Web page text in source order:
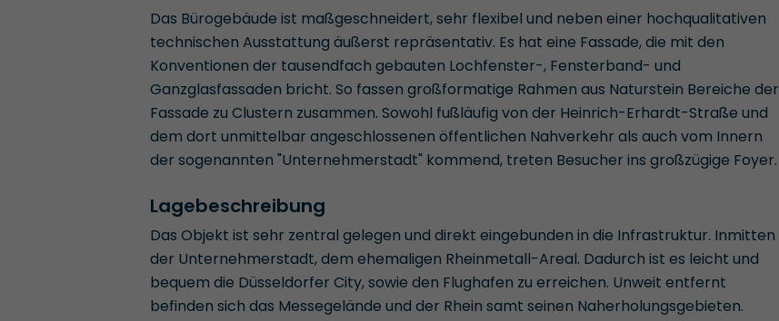
Das Bürogebäude ist maßgeschneidert, sehr flexibel und neben einer hochqualitativen
technischen Ausstattung äußerst repräsentativ. Es hat eine Fassade, die mit den
Konventionen der tausendfach gebauten Lochfenster-, Fensterband- und
Ganzglasfassaden bricht. So fassen großformatige Rahmen aus Naturstein Bereiche der
Fassade zu Clustern zusammen. Sowohl fußläufig von der Heinrich-Erhardt-Straße und
dem dort unmittelbar angeschlossenen öffentlichen Nahverkehr als auch vom Innern
der sogenannten "Unternehmerstadt" kommend, treten Besucher ins großzügige Foyer.
Lagebeschreibung
Das Objekt ist sehr zentral gelegen und direkt eingebunden in die Infrastruktur. Inmitten
der Unternehmerstadt, dem ehemaligen Rheinmetall-Areal. Dadurch ist es leicht und
bequem die Düsseldorfer City, sowie den Flughafen zu erreichen. Unweit entfernt
befinden sich das Messegelände und der Rhein samt seinen Naherholungsgebieten.